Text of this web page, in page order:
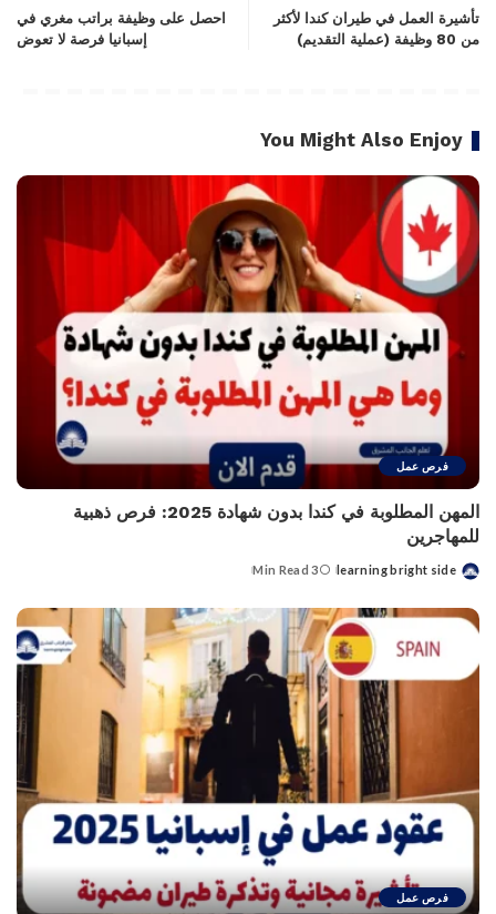
تأشيرة العمل في طيران كندا لأكثر
من 80 وظيفة (عملية التقديم)
احصل على وظيفة براتب مغري في
إسبانيا فرصة لا تعوض
You Might Also Enjoy
فرص عمل
المهن المطلوبة في كندا بدون شهادة 2025: فرص ذهبية
للمهاجرين
Posted
learning bright side
3 Min Read
فرص عمل